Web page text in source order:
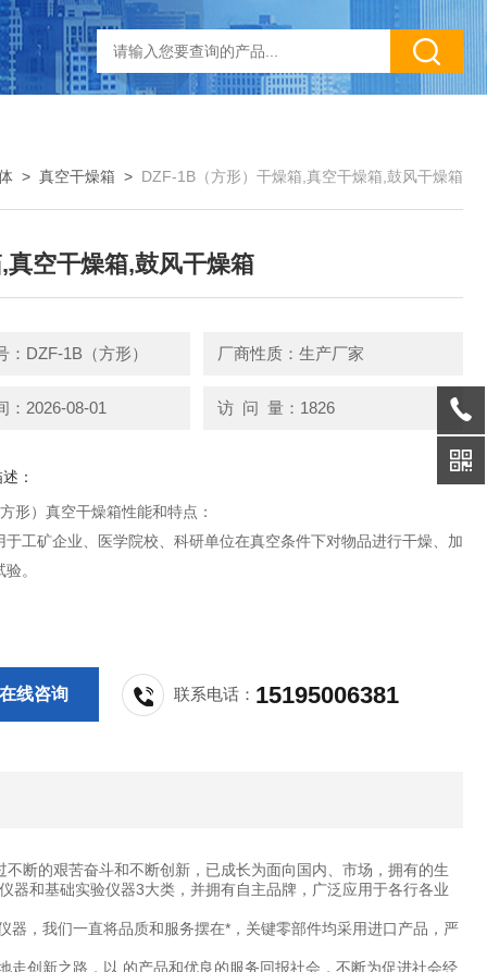
> 真空干燥箱 > DZF-1B（方形）干燥箱,真空干燥箱,鼓风干燥箱
真空干燥箱,鼓风干燥箱
：DZF-1B（方形） 厂商性质：生产厂家
：2026-08-01 访 问 量：1826
：
形）真空干燥箱性能和特点：
于工矿企业、医学院校、科研单位在真空条件下对物品进行干燥、加
。
线咨询 联系电话： 15195006381
断的艰苦奋斗和不断创新，已成长为面向国内、市场，拥有的生
器和基础实验仪器3大类，并拥有自主品牌，广泛应用于各行各业
，我们一直将品质和服务摆在*，关键零部件均采用进口产品，严
创新之路，以 的产品和优良的服务回报社会，不断为促进社会经